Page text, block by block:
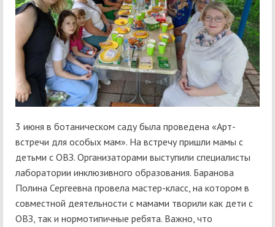
3 июня в ботаническом саду была проведена «Арт-
встречи для особых мам». На встречу пришли мамы с
детьми с ОВЗ. Организаторами выступили специалисты
лаборатории инклюзивного образования. Баранова
Полина Сергеевна провела мастер-класс, на котором в
совместной деятельности с мамами творили как дети с
ОВЗ, так и нормотипичные ребята. Важно, что